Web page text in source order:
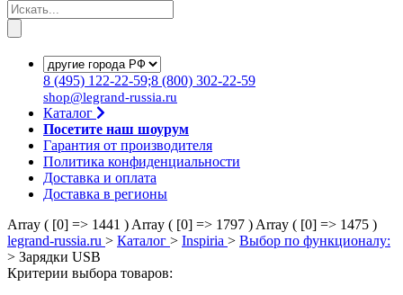
8 (495) 122-22-59;8 (800) 302-22-59
shop@legrand-russia.ru
Каталог
Посетите наш шоурум
Гарантия от производителя
Политика конфиденциальности
Доставка и оплата
Доставка в регионы
Array ( [0] => 1441 ) Array ( [0] => 1797 ) Array ( [0] => 1475 )
legrand-russia.ru > Каталог > Inspiria > Выбор по функционалу:
> Зарядки USB
Критерии выбора товаров: